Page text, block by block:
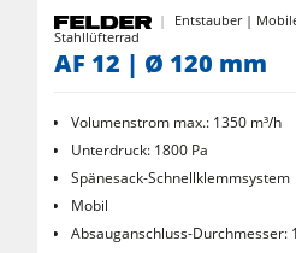
Kantenanleimmaschinen
CNC Fenster- und
Breitbandschleifmaschinen
Langband- &
Bürst- und
Entstauber |
Stahllüfterrad
AF 12 | Ø 120 mm
Volumenstrom max.: 1350 m³/h
Unterdruck: 1800 Pa
Spänesack-Schnellklemmsystem
Mobil
Absauganschluss-Durchmesser: